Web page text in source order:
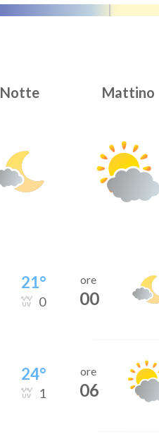
Notte Mattino
21°
0
ore
00
24°
1
ore
06